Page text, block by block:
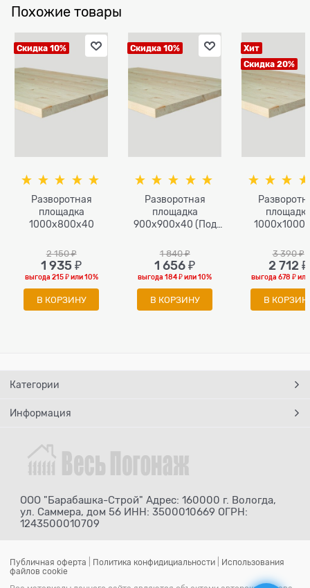
Похожие товары
Скидка 10%
Разворотная
площадка
1000х800х40
2 150 ₽
1 935 ₽
выгода 215 ₽или10%
В КОРЗИНУ
Скидка 10%
Разворотная
площадка
900х900х40 (Под
1 840 ₽
1 656 ₽
выгода184 ₽или10%
В КОРЗИНУ
Хит
Скидка 20%
3 390 ₽
2 712 ₽
выгода 678 ₽
В
Категории
Информация
ООО "Барабашка-Строй" Адрес: 160000 г. Вологда,
ул. Саммера, дом 56 ИНН: 3500010669 ОГРН:
1243500010709
Публичная оферта Политика конфидициальности
Использования
файлов cookie